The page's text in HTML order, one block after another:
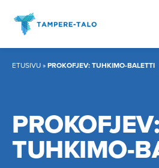
sisältöön
ETUSIVU»PROKOFJEV: TUHKIMO-BALETTI
PROKOFJEV:
TUHKIMO-